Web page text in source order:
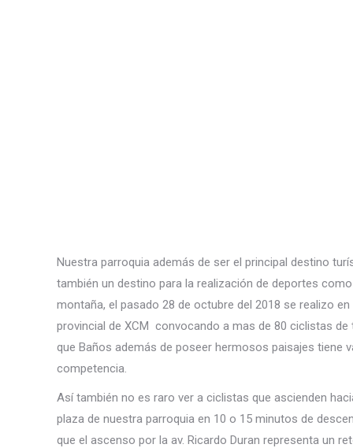
Nuestra parroquia además de ser el principal destino
también un destino para la realización de deportes
montaña, el pasado 28 de octubre del 2018 se realizo
provincial de XCM convocando a mas de 80 ciclistas
que Baños además de poseer hermosos paisajes
competencia.
Así también no es raro ver a ciclistas que ascienden
plaza de nuestra parroquia en 10 o 15 minutos de
que el ascenso por la av. Ricardo Duran representa un